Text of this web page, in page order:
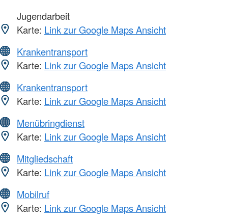
Jugendarbeit
Karte: Link zur Google Maps Ansicht
Krankentransport
Karte: Link zur Google Maps Ansicht
Krankentransport
Karte: Link zur Google Maps Ansicht
Menübringdienst
Karte: Link zur Google Maps Ansicht
Mitgliedschaft
Karte: Link zur Google Maps Ansicht
Mobilruf
Karte: Link zur Google Maps Ansicht